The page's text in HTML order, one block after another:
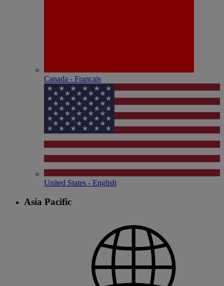
Canada - Français
United States - English
Asia Pacific